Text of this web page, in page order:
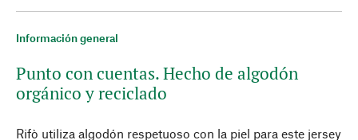
Información general
Punto con cuentas. Hecho de algodón
orgánico y reciclado
Rifò utiliza algodón respetuoso con la piel para este jersey